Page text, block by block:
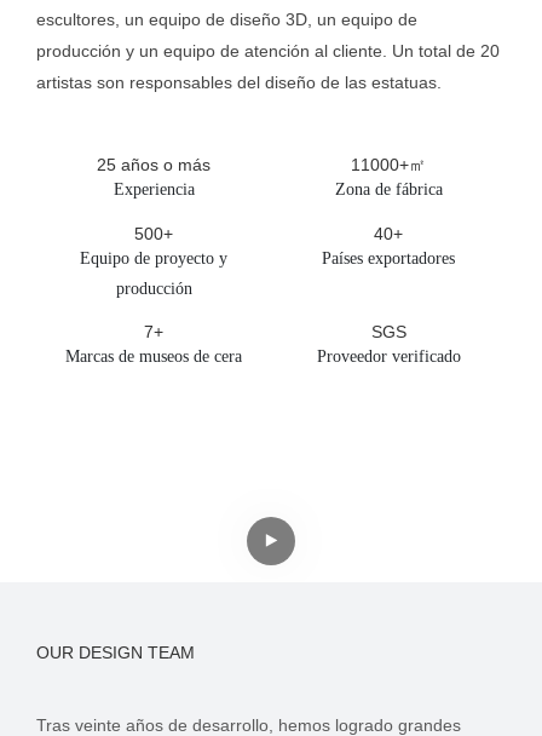
escultores, un equipo de diseño 3D, un equipo de
producción y un equipo de atención al cliente. Un total de 20
artistas son responsables del diseño de las estatuas.
25 años o más
Experiencia
11000+㎡
Zona de fábrica
500+
Equipo de proyecto y
producción
40+
Países exportadores
7+
Marcas de museos de cera
SGS
Proveedor verificado
OUR DESIGN TEAM
Tras veinte años de desarrollo, hemos logrado grandes